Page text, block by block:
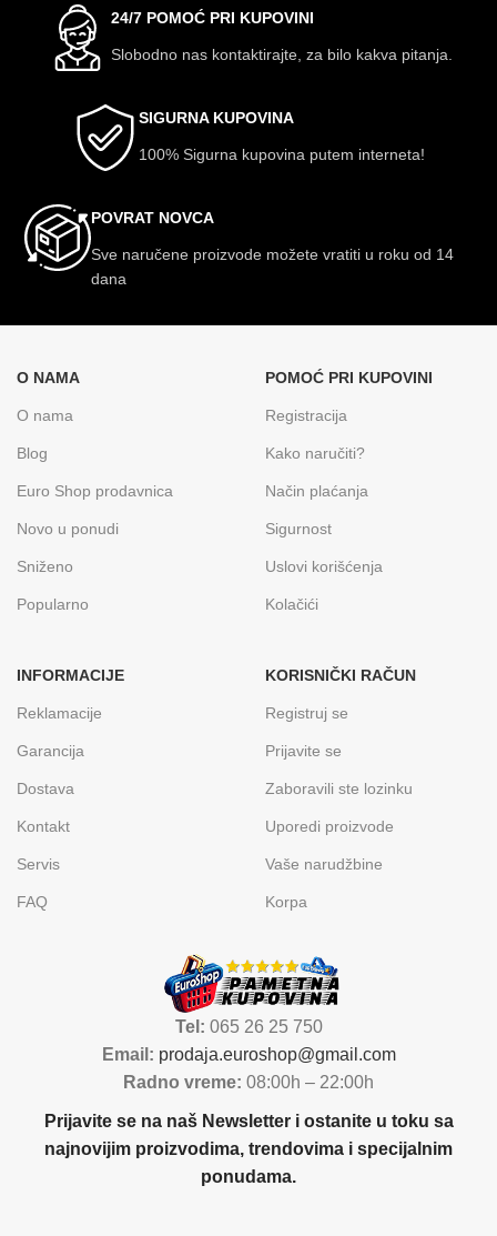
24/7 POMOĆ PRI KUPOVINI
Slobodno nas kontaktirajte, za bilo kakva pitanja.
SIGURNA KUPOVINA
100% Sigurna kupovina putem interneta!
POVRAT NOVCA
Sve naručene proizvode možete vratiti u roku od 14
dana
O NAMA
O nama
Blog
Euro Shop prodavnica
Novo u ponudi
Sniženo
Popularno
POMOĆ PRI KUPOVINI
Registracija
Kako naručiti?
Način plaćanja
Sigurnost
Uslovi korišćenja
Kolačići
INFORMACIJE
Reklamacije
Garancija
Dostava
Kontakt
Servis
FAQ
KORISNIČKI RAČUN
Registruj se
Prijavite se
Zaboravili ste lozinku
Uporedi proizvode
Vaše narudžbine
Korpa
Tel: 065 26 25 750
Email: prodaja.euroshop@gmail.com
Radno vreme: 08:00h – 22:00h
Prijavite se na naš Newsletter i ostanite u toku sa
najnovijim proizvodima, trendovima i specijalnim
ponudama.